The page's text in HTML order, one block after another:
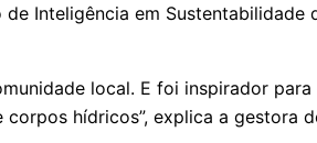
Inteligência em Sustentabilidade
local. E foi inspirador
hídricos”, explica a gestora